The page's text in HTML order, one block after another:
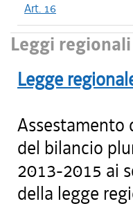
Art. 16
Leggi regionali
Legge
Assestamento
del bilancio
2013-2015 ai
della legge